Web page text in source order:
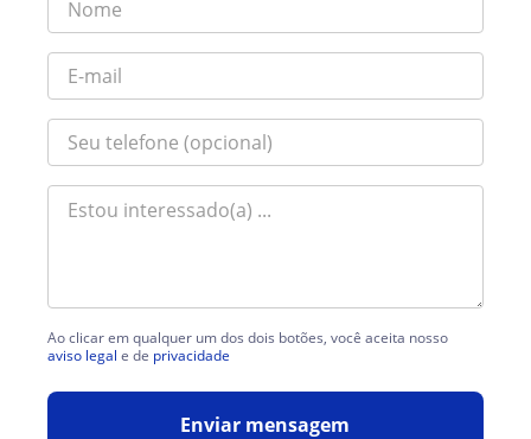
Ao clicar em qualquer um dos dois botões, você aceita nosso
aviso legal e de privacidade
Enviar mensagem